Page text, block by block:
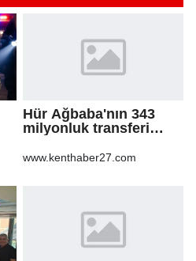
Hür Ağbaba'nın 343
milyonluk transferi
Ağbaba'ya milyonlar
www.kenthaber27.com